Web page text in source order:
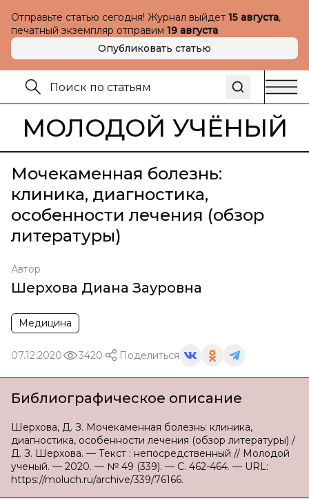
Отправьте статью сегодня! Журнал выйдет 15 августа,
печатный экземпляр отправим 19 августа
Опубликовать статью
МОЛОДОЙ УЧЁНЫЙ
Мочекаменная болезнь:
клиника, диагностика,
особенности лечения (обзор
литературы)
Автор
Шерхова Диана Зауровна
Медицина
07.12.2020 3420 Поделиться
Библиографическое описание
Шерхова, Д. З. Мочекаменная болезнь: клиника,
диагностика, особенности лечения (обзор литературы) /
Д. З. Шерхова. — Текст : непосредственный // Молодой
ученый. — 2020. — № 49 (339). — С. 462-464. — URL:
https://moluch.ru/archive/339/76166.